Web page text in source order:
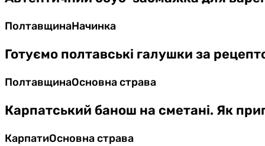
ПолтавщинаНачинка
Готуємо полтавські галушки за
ПолтавщинаОсновна страва
Карпатський банош на сметані. Як
КарпатиОсновна страва